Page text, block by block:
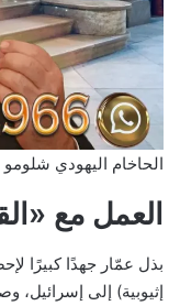
الحاخام اليهودي شلومو
العمل مع
بذل عمّار جهدًا كبيرًا
إثيوبية) إلى